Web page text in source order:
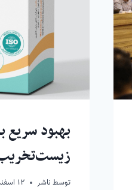
بهبود سریع
توسط ناشر ۱۲ اسفند ۱۴۰۳